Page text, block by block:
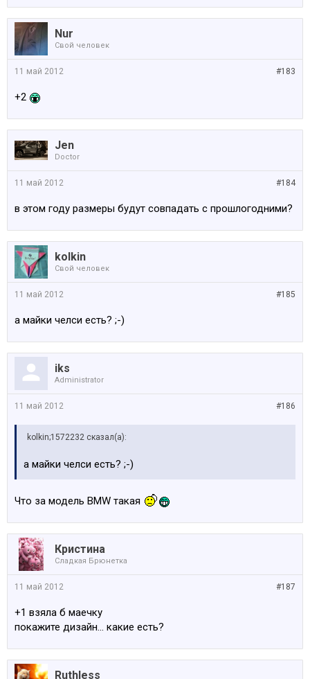
Nur
Свой человек
#183
11 май 2012
+2
Jen
Doctor
#184
11 май 2012
в этом году размеры будут совпадать с прошлогодними?
kolkin
Свой человек
#185
11 май 2012
а майки челси есть? ;-)
iks
Administrator
#186
11 май 2012
kolkin;1572232 сказал(а):
а майки челси есть? ;-)
Что за модель BMW такая
Кристина
Сладкая Брюнетка
#187
11 май 2012
+1 взяла б маечку
покажите дизайн... какие есть?
Ruthless